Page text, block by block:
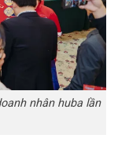
nhân huba lần